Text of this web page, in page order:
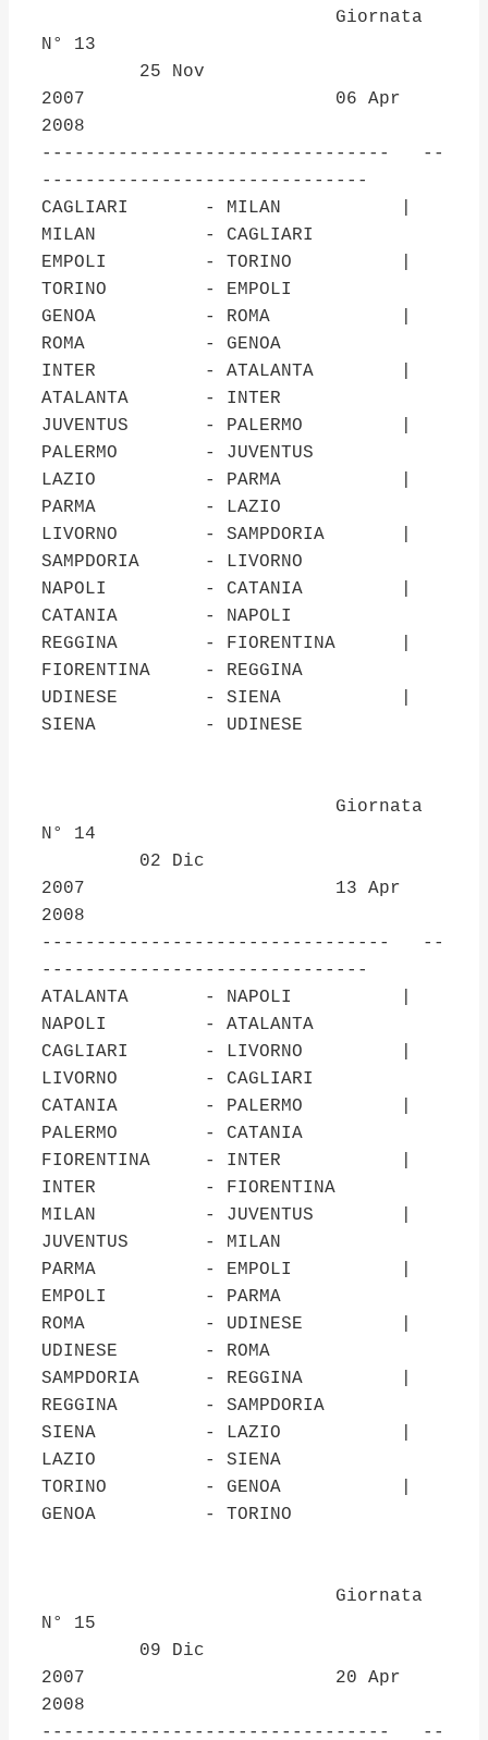
Giornata
N° 13
25 Nov
2007 06 Apr
2008
-------------------------------- --
------------------------------
CAGLIARI - MILAN |
MILAN - CAGLIARI
EMPOLI - TORINO |
TORINO - EMPOLI
GENOA - ROMA |
ROMA - GENOA
INTER - ATALANTA |
ATALANTA - INTER
JUVENTUS - PALERMO |
PALERMO - JUVENTUS
LAZIO - PARMA |
PARMA - LAZIO
LIVORNO - SAMPDORIA |
SAMPDORIA - LIVORNO
NAPOLI - CATANIA |
CATANIA - NAPOLI
REGGINA - FIORENTINA |
FIORENTINA - REGGINA
UDINESE - SIENA |
SIENA - UDINESE
Giornata
N° 14
02 Dic
2007 13 Apr
2008
-------------------------------- --
------------------------------
ATALANTA - NAPOLI |
NAPOLI - ATALANTA
CAGLIARI - LIVORNO |
LIVORNO - CAGLIARI
CATANIA - PALERMO |
PALERMO - CATANIA
FIORENTINA - INTER |
INTER - FIORENTINA
MILAN - JUVENTUS |
JUVENTUS - MILAN
PARMA - EMPOLI |
EMPOLI - PARMA
ROMA - UDINESE |
UDINESE - ROMA
SAMPDORIA - REGGINA |
REGGINA - SAMPDORIA
SIENA - LAZIO |
LAZIO - SIENA
TORINO - GENOA |
GENOA - TORINO
Giornata
N° 15
09 Dic
2007 20 Apr
2008
-------------------------------- --